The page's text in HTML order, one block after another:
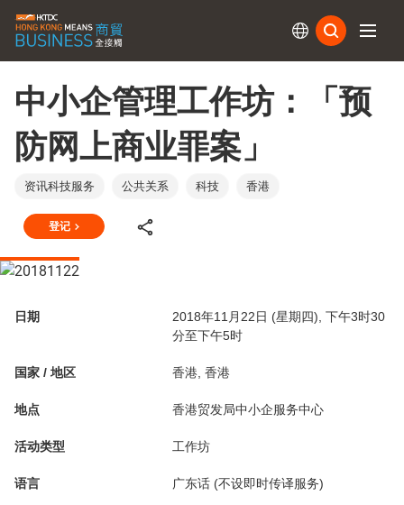
中小企管理工作坊：「预
防网上商业罪案」
资讯科技服务 公共关系 科技 香港
登记
日期
2018年11月22日 (星期四), 下午3时30
分至下午5时
国家 / 地区 香港, 香港
地点 香港贸发局中小企服务中心
活动类型 工作坊
语言 广东话 (不设即时传译服务)